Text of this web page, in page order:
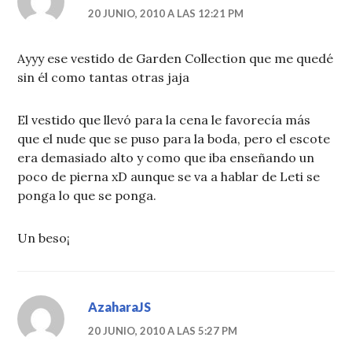
20 JUNIO, 2010 A LAS 12:21 PM
Ayyy ese vestido de Garden Collection que me quedé
sin él como tantas otras jaja
El vestido que llevó para la cena le favorecía más
que el nude que se puso para la boda, pero el escote
era demasiado alto y como que iba enseñando un
poco de pierna xD aunque se va a hablar de Leti se
ponga lo que se ponga.
Un beso¡
AzaharaJS
20 JUNIO, 2010 A LAS 5:27 PM